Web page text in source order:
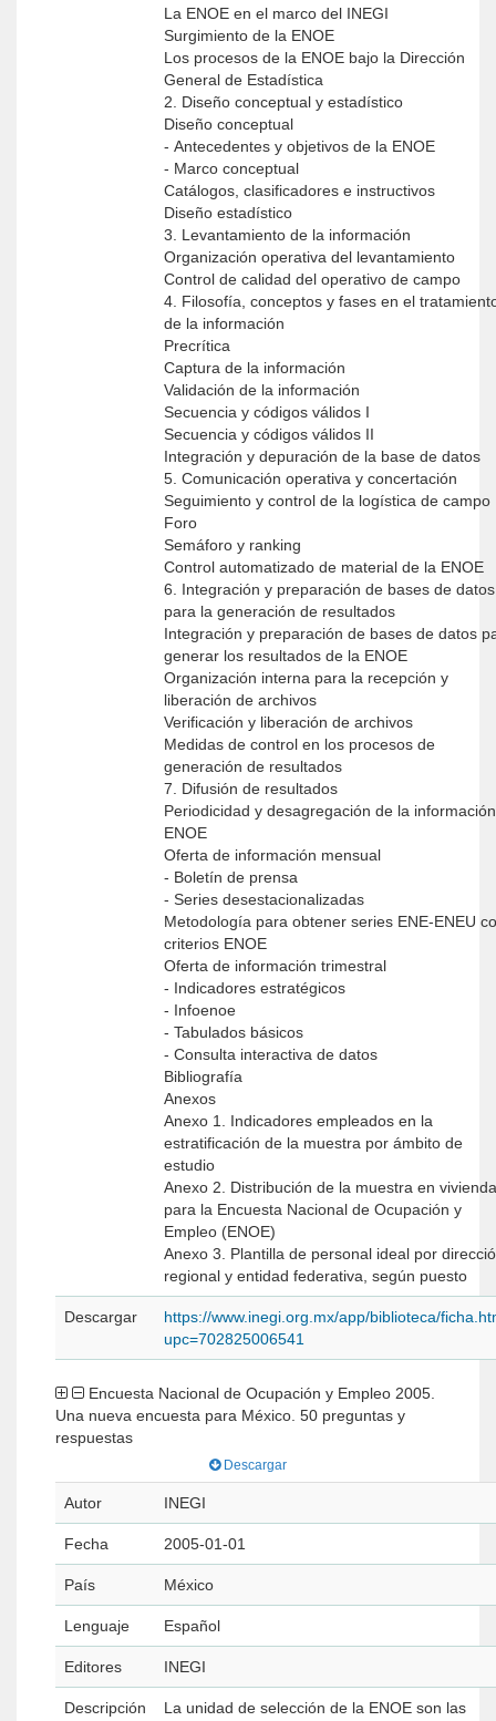
La ENOE en el marco del INEGI
Surgimiento de la ENOE
Los procesos de la ENOE bajo la Dirección
General de Estadística
2. Diseño conceptual y estadístico
Diseño conceptual
- Antecedentes y objetivos de la ENOE
- Marco conceptual
Catálogos, clasificadores e instructivos
Diseño estadístico
3. Levantamiento de la información
Organización operativa del levantamiento
Control de calidad del operativo de campo
4. Filosofía, conceptos y fases en el
de la información
Precrítica
Captura de la información
Validación de la información
Secuencia y códigos válidos I
Secuencia y códigos válidos II
Integración y depuración de la base de datos
5. Comunicación operativa y concertación
Seguimiento y control de la logística de campo
Foro
Semáforo y ranking
Control automatizado de material de la ENOE
6. Integración y preparación de bases de datos
para la generación de resultados
Integración y preparación de bases de datos
generar los resultados de la ENOE
Organización interna para la recepción y
liberación de archivos
Verificación y liberación de archivos
Medidas de control en los procesos de
generación de resultados
7. Difusión de resultados
Periodicidad y desagregación de la información
ENOE
Oferta de información mensual
- Boletín de prensa
- Series desestacionalizadas
Metodología para obtener series ENE-ENEU
criterios ENOE
Oferta de información trimestral
- Indicadores estratégicos
- Infoenoe
- Tabulados básicos
- Consulta interactiva de datos
Bibliografía
Anexos
Anexo 1. Indicadores empleados en la
estratificación de la muestra por ámbito de
estudio
Anexo 2. Distribución de la muestra en
para la Encuesta Nacional de Ocupación y
Empleo (ENOE)
Anexo 3. Plantilla de personal ideal por
regional y entidad federativa, según puesto
Descargar
https://www.inegi.org.mx/app/biblioteca/
upc=702825006541
Una nueva encuesta para México. 50 preguntas y
respuestas
Descargar
Autor INEGI
Fecha 2005-01-01
País México
Lenguaje Español
Editores INEGI
Descripción
La unidad de selección de la ENOE son las